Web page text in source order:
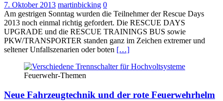
7. Oktober 2013 martinbicking 0
Am gestrigen Sonntag wurden die Teilnehmer der Rescue Days
2013 noch einmal richtig gefordert. Die RESCUE DAYS
UPGRADE und die RESCUE TRAININGS BUS sowie
PKW/TRANSPORTER standen ganz im Zeichen extremer und
seltener Unfallszenarien oder boten […]
Feuerwehr-Themen
Neue Fahrzeugtechnik und der rote Feuerwehrhelm